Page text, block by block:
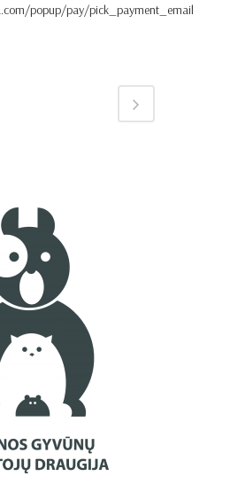
popup/pay/pick_payment_email